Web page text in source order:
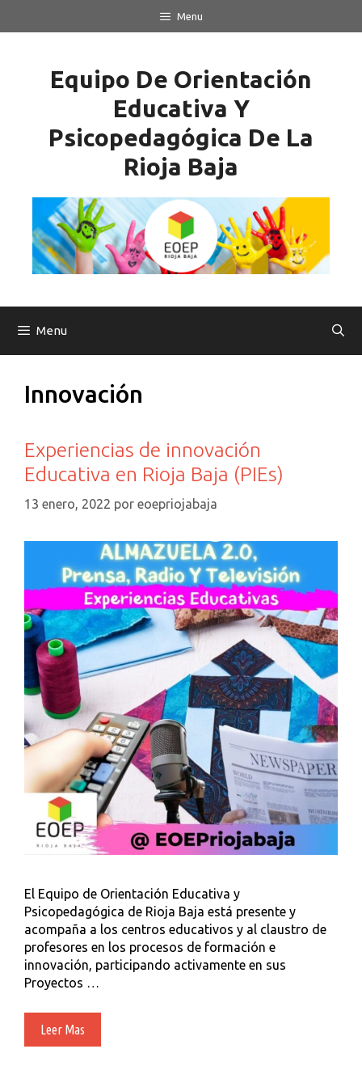
Menu
Equipo De Orientación
Educativa Y
Psicopedagógica De La
Rioja Baja
Menu
Innovación
Experiencias de innovación
Educativa en Rioja Baja (PIEs)
13 enero, 2022 por eoepriojabaja
El Equipo de Orientación Educativa y
Psicopedagógica de Rioja Baja está presente y
acompaña a los centros educativos y al claustro de
profesores en los procesos de formación e
innovación, participando activamente en sus
Proyectos …
Leer Mas
De